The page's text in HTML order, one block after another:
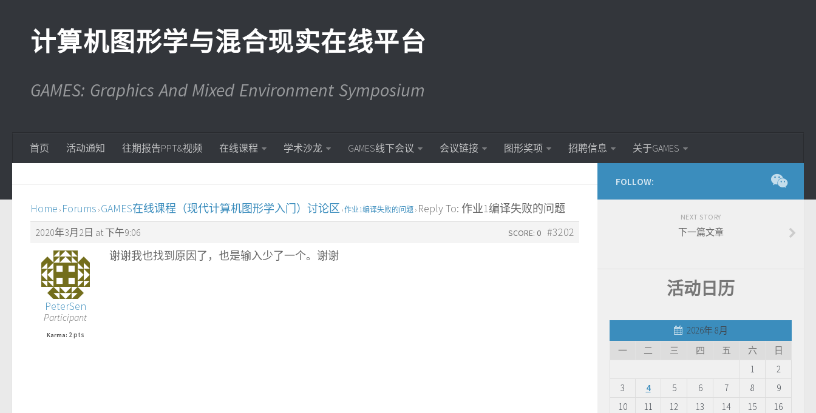
计算机图形学与混合现实在线平台
GAMES: Graphics And Mixed Environment Symposium
首页 活动通知 往期报告PPT&视频 在线课程 学术沙龙 GAMES线下会议 会议链接 图形奖项 招聘信息 关于GAMES
Home › Forums › GAMES在线课程（现代计算机图形学入门）讨论区 ›作业1编译失败的问题 › Reply To: 作业1编译失败的问题
2020年3月2日 at 下午9:06 #3202
SCORE: 0
PeterSen
Participant
Karma: 2 pts
谢谢我也找到原因了，也是输入少了一个。谢谢
FOLLOW:
NEXT STORY
下一篇文章
活动日历
2026年 8月
一
二 三 四 五 六
日
1
2
3
4 5 6 7 8
9
10
11 12 13 14 15
16